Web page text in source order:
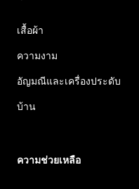
เสื้อผ้า
ความงาม
อัญมณีและเครื่องประดับ
บ้าน
ความช่วยเหลือ